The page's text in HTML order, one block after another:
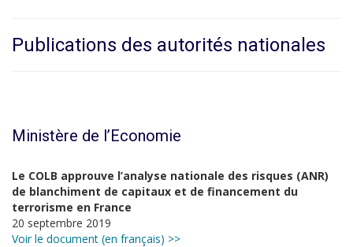
Publications des autorités nationales
Ministère de l’Economie
Le COLB approuve l’analyse nationale des risques (ANR)
de blanchiment de capitaux et de financement du
terrorisme en France
20 septembre 2019
Voir le document (en français) >>